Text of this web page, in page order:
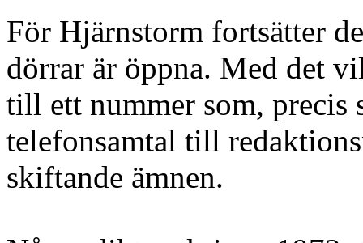
För Hjärnstorm fortsätter
dörrar är öppna. Med det
till ett nummer som, precis
telefonsamtal till
skiftande ämnen.